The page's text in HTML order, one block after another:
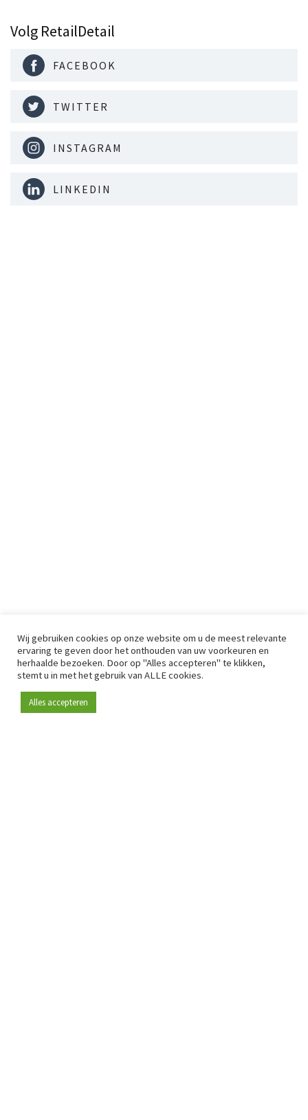
Volg RetailDetail
FACEBOOK
TWITTER
INSTAGRAM
LINKEDIN
Wij gebruiken cookies op onze website om u de meest relevante
ervaring te geven door het onthouden van uw voorkeuren en
herhaalde bezoeken. Door op "Alles accepteren" te klikken,
stemt u in met het gebruik van ALLE cookies.
Alles accepteren